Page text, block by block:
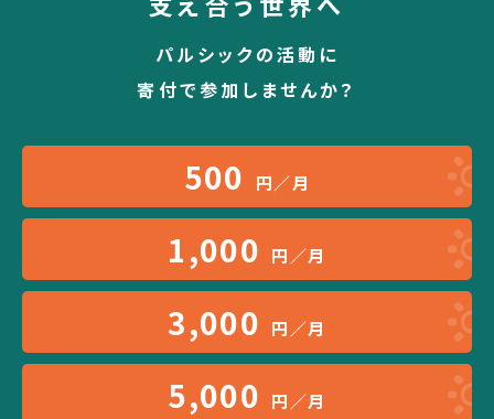
パルシックの活動に
寄付で参加しませんか？
500 円／月
1,000 円／月
3,000 円／月
5,000 円／月